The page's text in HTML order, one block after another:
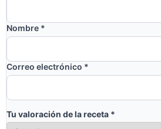
Nombre *
Correo electrónico *
Tu valoración de la receta *